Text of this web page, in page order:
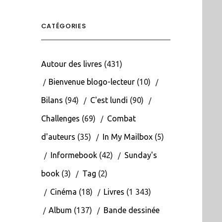
CATÉGORIES
Autour des livres (431)
Bienvenue blogo-lecteur(10)
Bilans (94) C'est lundi (90)
Challenges (69) Combat
d'auteurs (35) In My Mailbox(5)
Informebook(42) Sunday's
book(3) Tag (2)
Cinéma (18) Livres (1 343)
Album (137) Bande dessinée